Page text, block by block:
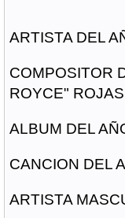
ARTISTA DEL
COMPOSITOR
ROYCE" ROJAS
ALBUM DEL
CANCION DEL
ARTISTA